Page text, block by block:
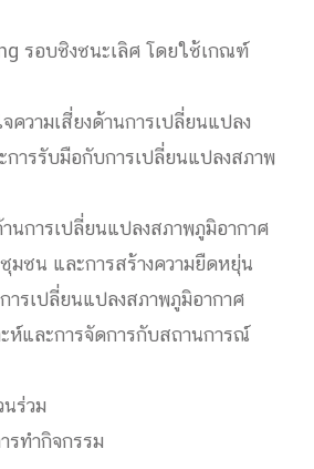
รอบชิงชนะเลิศ โดยใช้เกณฑ์
ความเสี่ยงด้านการเปลี่ยนแปลง
ารรับมือกับการเปลี่ยนแปลงสภาพ
นการเปลี่ยนแปลงสภาพภูมิอากาศ
ชน และการสร้างความยืดหยุ่น
รเปลี่ยนแปลงสภาพภูมิอากาศ
ะห์และการจัดการกับสถานการณ์
ร่วม
รทำกิจกรรม